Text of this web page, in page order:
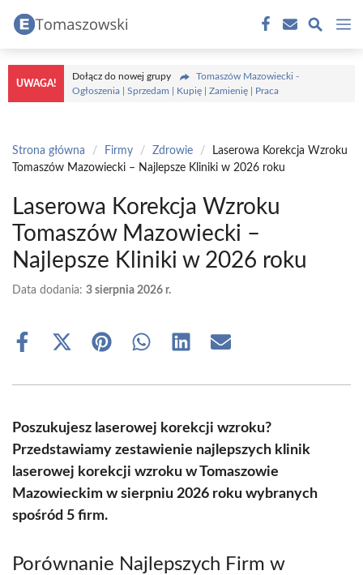
treści
UWAGA!
Dołącz do nowej grupy
Tomaszów Mazowiecki -
Ogłoszenia | Sprzedam | Kupię | Zamienię | Praca
Strona główna / Firmy / Zdrowie /
Laserowa Korekcja Wzroku
Tomaszów Mazowiecki – Najlepsze Kliniki w 2026 roku
Laserowa Korekcja Wzroku
Tomaszów Mazowiecki –
Najlepsze Kliniki w 2026 roku
Data dodania: 3 sierpnia 2026 r.
Share
Share
(Twitter)
Share Share Share Share
Poszukujesz laserowej korekcji wzroku?
Przedstawiamy zestawienie najlepszych klinik
laserowej korekcji wzroku w Tomaszowie
Mazowieckim w sierpniu 2026 roku wybranych
spośród 5 firm.
Porównanie Najlepszych Firm w